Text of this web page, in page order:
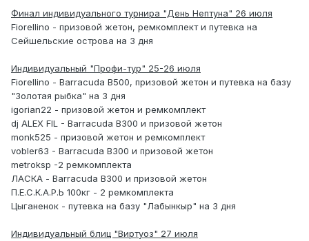
Финал индивидуального турнира "День Нептуна" 26 июля
Fiorellino - призовой жетон, ремкомплект и путевка на
Сейшельские острова на 3 дня
Индивидуальный "Профи-тур" 25-26 июля
Fiorellino - Barracuda B500, призовой жетон и путевка на базу
"Золотая рыбка" на 3 дня
igorian22 - призовой жетон и ремкомплект
dj ALEX FIL - Barracuda B300 и призовой жетон
monk525 - призовой жетон и ремкомплект
vobler63 - Barracuda B300 и призовой жетон
metroksp -2 ремкомплекта
ЛАСКА - Barracuda B300 и призовой жетон
П.Е.С.К.А.Р.Ь 100кг - 2 ремкомплекта
Цыганенок - путевка на базу "Лабынкыр" на 3 дня
Индивидуальный блиц "Виртуоз" 27 июля